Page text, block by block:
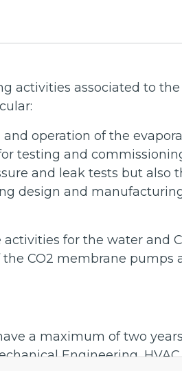
activities associated to
operation of the
testing and
and leak tests but also
design and
for the water and
CO2 membrane pumps
a maximum of two
Engineering,